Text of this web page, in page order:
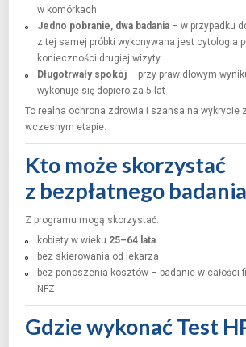
w komórkach
Jedno pobranie, dwa badania – w przypadku
z tej samej próbki wykonywana jest cytologia
konieczności drugiej wizyty
Długotrwały spokój – przy prawidłowym
wykonuje się dopiero za 5 lat
To realna ochrona zdrowia i szansa na wykrycie
wczesnym etapie.
Kto może skorzystać
z bezpłatnego
Z programu mogą skorzystać:
kobiety w wieku 25–64 lata
bez skierowania od lekarza
bez ponoszenia kosztów – badanie w całości
NFZ
Gdzie wykonać Test